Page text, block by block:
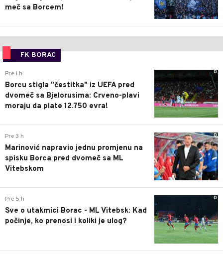
meč sa Borcem!
FK BORAC
0
Pre 1 h
Borcu stigla "čestitka" iz UEFA pred
dvomeč sa Bjelorusima: Crveno-plavi
moraju da plate 12.750 evra!
0
Pre 3 h
Marinović napravio jednu promjenu na
spisku Borca pred dvomeč sa ML
Vitebskom
0
Pre 5 h
Sve o utakmici Borac - ML Vitebsk: Kad
počinje, ko prenosi i koliki je ulog?